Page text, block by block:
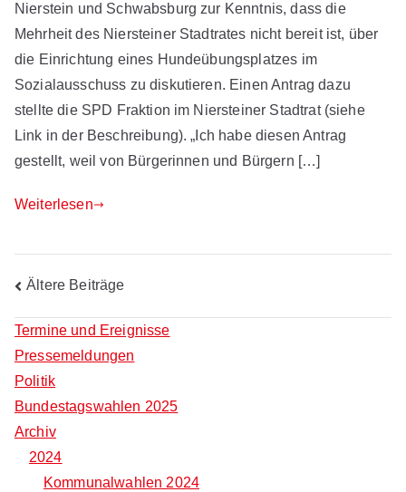
Nierstein und Schwabsburg zur Kenntnis, dass die
Mehrheit des Niersteiner Stadtrates nicht bereit ist, über
die Einrichtung eines Hundeübungsplatzes im
Sozialausschuss zu diskutieren. Einen Antrag dazu
stellte die SPD Fraktion im Niersteiner Stadtrat (siehe
Link in der Beschreibung). „Ich habe diesen Antrag
gestellt, weil von Bürgerinnen und Bürgern […]
Weiterlesen
Beitragsnavigation
Ältere Beiträge
Termine und Ereignisse
Pressemeldungen
Politik
Bundestagswahlen 2025
Archiv
2024
Kommunalwahlen 2024